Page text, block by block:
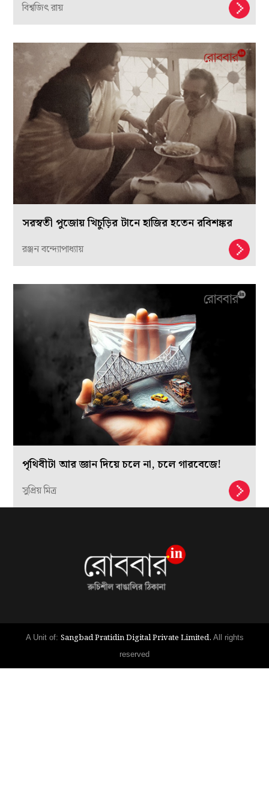
বিশ্বজিৎ রায়
সরস্বতী পুজোয় খিচুড়ির টানে হাজির হতেন রবিশঙ্কর
রঞ্জন বন্দ্যোপাধ্যায়
পৃথিবীটা আর জ্ঞান দিয়ে চলে না, চলে গারবেজে!
সুপ্রিয় মিত্র
A Unit of: Sangbad Pratidin Digital Private Limited. All rights
reserved